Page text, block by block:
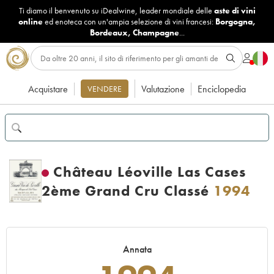
Ti diamo il benvenuto su iDealwine, leader mondiale delle aste di vini
onlineed enoteca con un'ampia selezione di vini francesi: Borgogna,
Bordeaux, Champagne...
Acquistare VENDERE Valutazione Enciclopedia
Château Léoville Las Cases
2ème Grand Cru Classé 1994
Annata